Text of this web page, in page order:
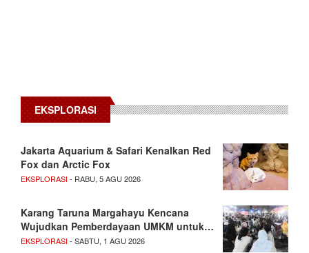
EKSPLORASI
Jakarta Aquarium & Safari Kenalkan Red
Fox dan Arctic Fox
EKSPLORASI- RABU, 5 AGU 2026
Karang Taruna Margahayu Kencana
Wujudkan Pemberdayaan UMKM untuk…
EKSPLORASI- SABTU, 1 AGU 2026